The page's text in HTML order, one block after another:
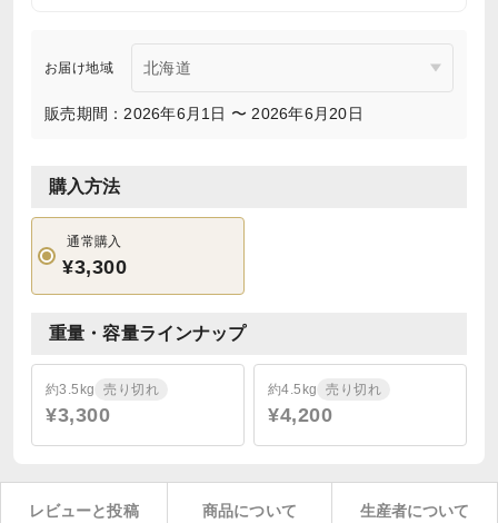
お届け地域
販売期間：2026年6月1日 〜 2026年6月20日
購入方法
通常購入
¥3,300
重量・容量ラインナップ
約3.5kg 売り切れ
¥3,300
約4.5kg 売り切れ
¥4,200
レビューと投稿 商品について 生産者について